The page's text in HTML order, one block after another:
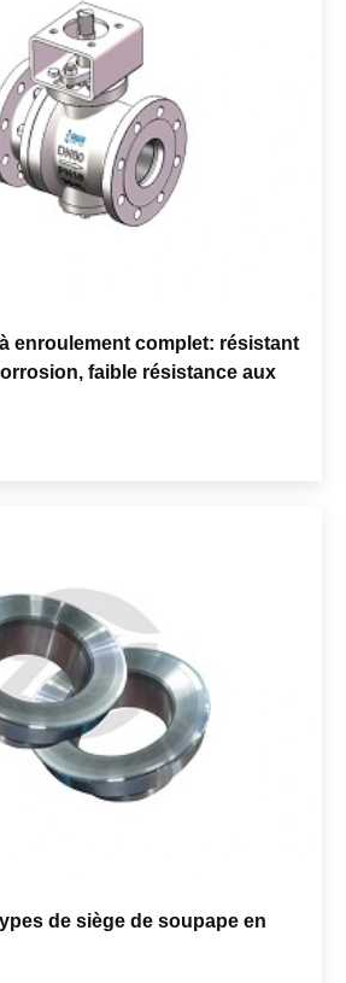
enroulement complet: résistant
faible résistance aux
de siège de soupape en